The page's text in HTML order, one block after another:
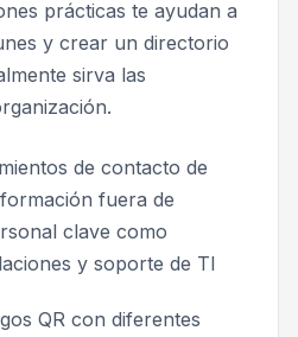
prácticas te ayudan a
y crear un directorio
sirva las
de contacto de
fuera de
clave como
y soporte de TI
QR con diferentes